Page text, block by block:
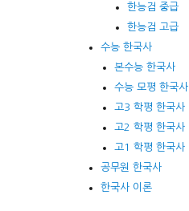
한능검 중급
한능검 고급
수능 한국사
본수능 한국사
수능 모평 한국사
고3 학평 한국사
고2 학평 한국사
고1 학평 한국사
공무원 한국사
한국사 이론